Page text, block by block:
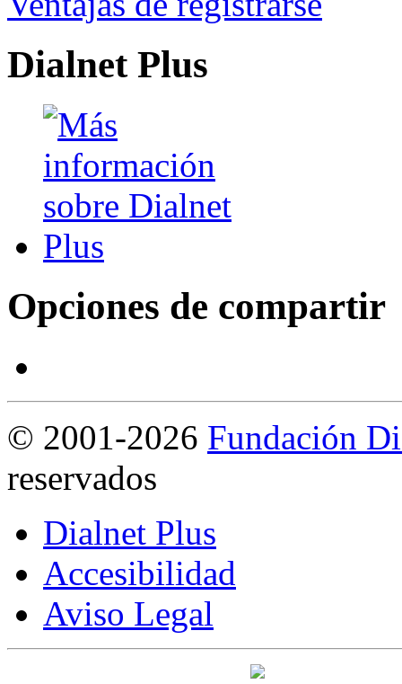
Dialnet Plus
Opciones de compartir
© 2001-2026 Fundación
reservados
Dialnet Plus
Accesibilidad
Aviso Legal